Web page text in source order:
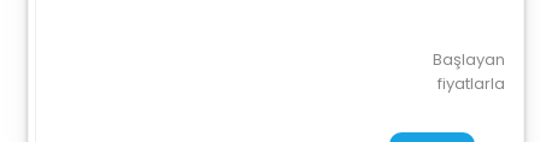
Başlayan
fiyatlarla